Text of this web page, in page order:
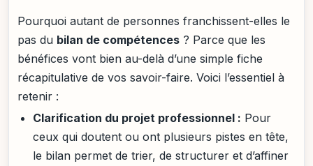
Pourquoi autant de personnes franchissent-elles le
pas du bilan de compétences ? Parce que les
bénéfices vont bien au-delà d’une simple fiche
récapitulative de vos savoir-faire. Voici l’essentiel à
retenir :
Clarification du projet professionnel : Pour
ceux qui doutent ou ont plusieurs pistes en tête,
le bilan permet de trier, de structurer et d’affiner